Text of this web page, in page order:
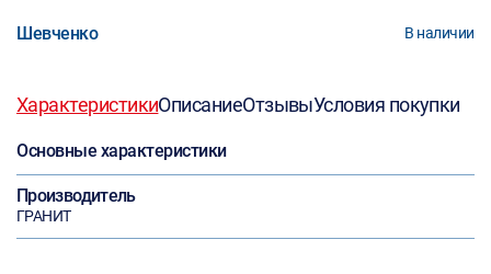
Шевченко В наличии
ХарактеристикиОписаниеОтзывыУсловия покупки
Основные характеристики
Производитель
ГРАНИТ